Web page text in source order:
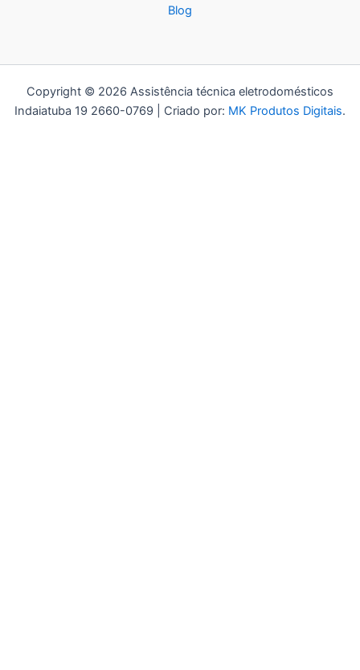
Blog
Copyright © 2026 Assistência técnica eletrodomésticos
Indaiatuba 19 2660-0769 | Criado por: MK Produtos Digitais.